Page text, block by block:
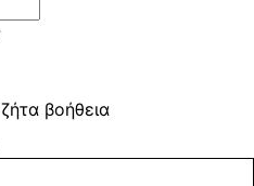
βοήθεια